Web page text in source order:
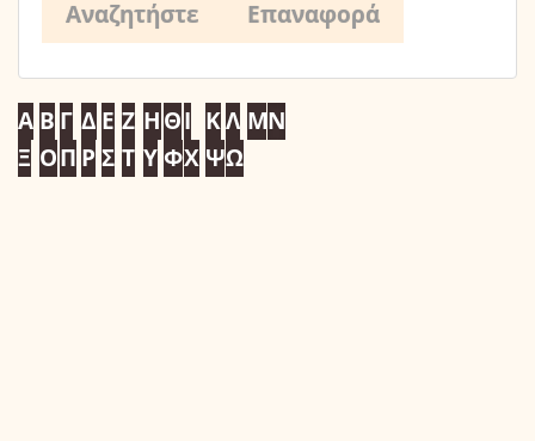
Α Β Γ Δ Ε Ζ ΗΘΙ ΚΛ ΜΝ
Ξ ΟΠ Ρ Σ Τ Υ ΦΧ ΨΩ